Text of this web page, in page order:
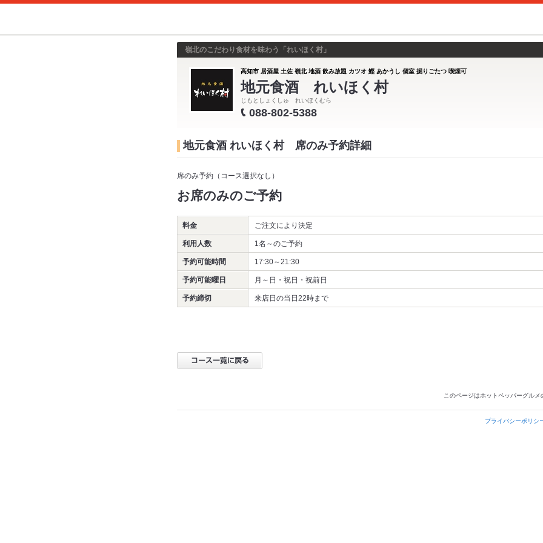
嶺北のこだわり食材を味わう「れいほく村」
高知市 居酒屋 土佐 嶺北 地酒 飲み放題 カツオ 鰹 あかうし 個室 掘りごたつ 喫煙可
地元食酒 れいほく村
じもとしょくしゅ れいほくむら
088-802-5388
地元食酒 れいほく村 席のみ予約詳細
席のみ予約（コース選択なし）
お席のみのご予約
料金 ご注文により決定
利用人数 1名～のご予約
予約可能時間 17:30～21:30
予約可能曜日 月～日・祝日・祝前日
予約締切 来店日の当日22時まで
このページはホットペッパーグルメ
プライバシーポリシ